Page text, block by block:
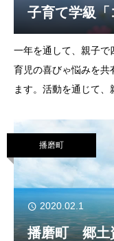
子育て学級
集
一年を通して、親子で
育児の喜びゃ悩みを共
ます。活動を通じて、
対 象 2歳（平成29
播磨町
2020.02.1
播磨町 郷土